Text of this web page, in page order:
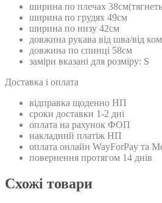
ширина по плечах
ширина по грудях 49см
ширина по низу 42см
довжина рукава від шва/від
довжина по спинці 58см
заміри вказані для розміру: S
Доставка і оплата
відправка щоденно НП
сроки доставки 1-2 дні
оплата на рахунок ФОП
накладний платіж НП
оплата онлайн WayForPay та
повернення протягом 14 днів
Схожi товари